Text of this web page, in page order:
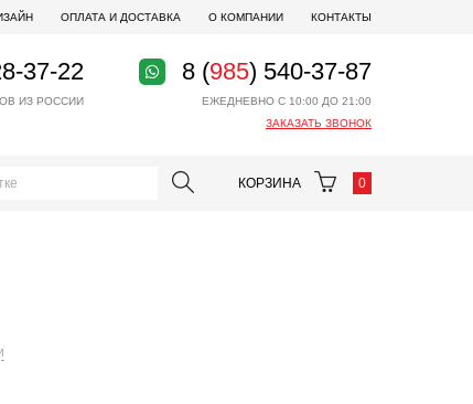
ОПЛАТА И ДОСТАВКА О КОМПАНИИ КОНТАКТЫ
37-22
ИЗ РОССИИ
8 (985) 540-37-87
ЕЖЕДНЕВНО С 10:00 ДО 21:00
ЗАКАЗАТЬ ЗВОНОК
КОРЗИНА 0